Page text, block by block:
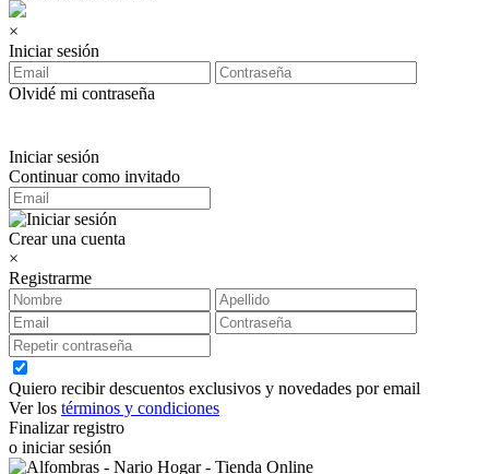
×
Iniciar sesión
Olvidé mi contraseña
Iniciar sesión
Continuar como invitado
Crear una cuenta
×
Registrarme
Quiero recibir descuentos exclusivos y novedades por email
Ver los términos y condiciones
Finalizar registro
o iniciar sesión